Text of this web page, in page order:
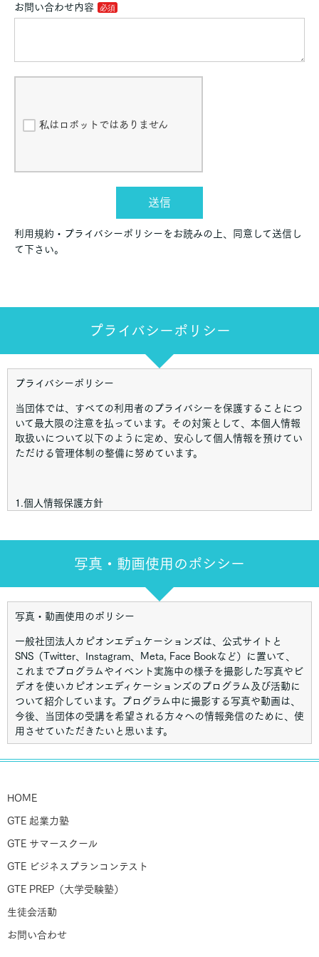
お問い合わせ内容
私はロボットではありません
送信
利用規約・プライバシーポリシーをお読みの上、同意して送信し
て下さい。
プライバシーポリシー
プライバシーポリシー
当団体では、すべての利用者のプライバシーを保護することにつ
いて最大限の注意を払っています。その対策として、本個人情報
取扱いについて以下のように定め、安心して個人情報を預けてい
ただける管理体制の整備に努めています。
1.個人情報保護方針
報を適切にお取り扱いいたします。また、個人情報を利用目的の
範囲外で利用することがないよう適切な措置を講じます 当団体
は、個人情報の漏えいや滅失、毀損などのトラブルを引き起こさ
ないように安全対策を実施いたします 当団体は、個人情報に関
するお客様や全ての利用者からの苦情や相談に対して、適切な方
法をもって対応いたします
2.個人情報について
個人情報とは、当団体のサービス、お問い合わせ等においてすべ
ての利用者より提供される、住所・氏名・会社名・電話番号・フ
ァックス番号・メールアドレス等に関する情報をいいます。サー
ビスによっては個人情報の提供をお願いすることがあります
ます
当団体商品へのお問い合わせ 当団体カタログ、当団体案内のご
請求 当団体に関するご確認、ご連絡、ご発送 当団体商品の販
開発、販売促進、並びにサービスの改善
4.個人情報の目的外利用、第三者提供について
写真・動画使用のポシシー
写真・動画使用のポリシー
一般社団法人カピオンエデュケーションズは、公式サイトと
SNS（Twitter、Instagram、Meta, Face Bookなど）に置いて、
これまでプログラムやイベント実施中の様子を撮影した写真やビ
デオを使いカピオンエディケーションズのプログラム及び活動に
ついて紹介しています。プログラム中に撮影する写真や動画は、
今後、当団体の受講を希望される方々への情報発信のために、使
用させていただきたいと思います。
を一緒に組み合わさない。 動画については、１と同様に個人が
ケーションズの公式のインターネット媒体 (ホームページ、ブロ
グと各種 SNS のブログ・ツイッター・インスタグラム・ フェイ
HOME
GTE 起業力塾
GTE サマースクール
GTE ビジネスプランコンテスト
GTE PREP（大学受験塾）
生徒会活動
お問い合わせ